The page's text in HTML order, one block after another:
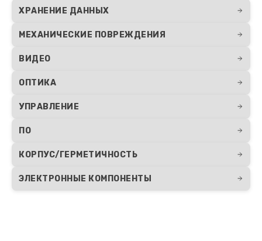
ХРАНЕНИЕ ДАННЫХ
МЕХАНИЧЕСКИЕ ПОВРЕЖДЕНИЯ
ВИДЕО
ОПТИКА
УПРАВЛЕНИЕ
ПО
КОРПУС/ГЕРМЕТИЧНОСТЬ
ЭЛЕКТРОННЫЕ КОМПОНЕНТЫ